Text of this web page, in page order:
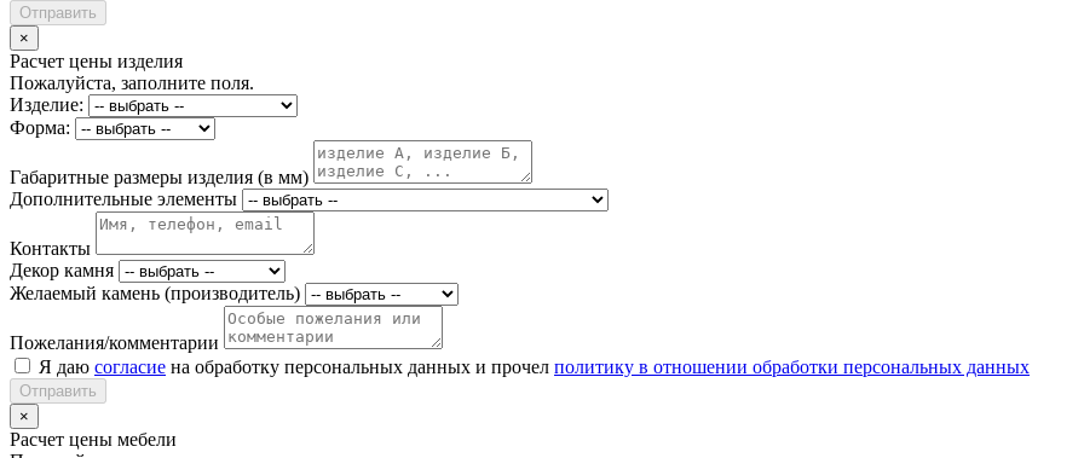
Отправить
×
Расчет цены изделия
Пожалуйста, заполните поля.
Изделие:
Форма:
Габаритные размеры изделия (в мм)
Дополнительные элементы
Контакты
Декор камня
Желаемый камень (производитель)
Пожелания/комментарии
Я даю согласие на обработку персональных данных и прочел политику в отношении обработки персональных данных
Отправить
×
Расчет цены мебели